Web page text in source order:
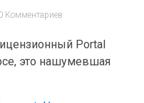
Комментариев
Portal
это нашумевшая